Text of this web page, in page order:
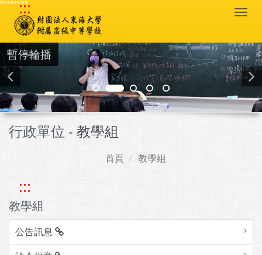
跳到主要內容區塊
:::
暫停輪播
行政單位 - 教學組
首頁 教學組
:::
教學組
公告訊息